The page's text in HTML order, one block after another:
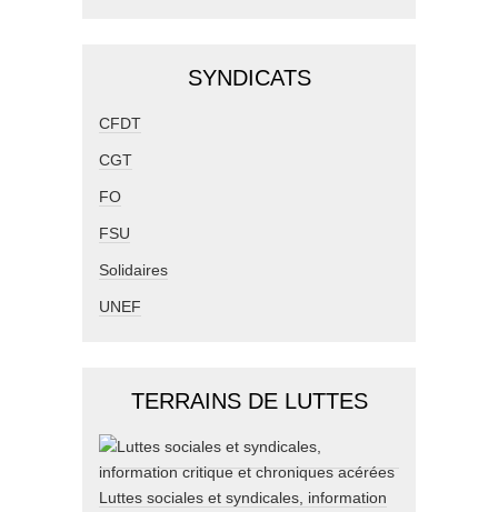
SYNDICATS
CFDT
CGT
FO
FSU
Solidaires
UNEF
TERRAINS DE LUTTES
Luttes sociales et syndicales, information